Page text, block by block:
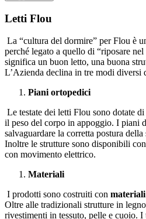
Letti Flou
La “cultura del dormire” per Flou è
perché legato a quello di “riposare
significa un buon letto, una buona
L’Azienda declina in tre modi diversi
Piani ortopedici
Le testate dei letti Flou sono dotate
il peso del corpo in appoggio. I piani
salvaguardare la corretta postura
Inoltre le strutture sono disponibili
con movimento elettrico.
Materiali
I prodotti sono costruiti con
Oltre alle tradizionali strutture in
rivestimenti in tessuto, pelle e cuoio.